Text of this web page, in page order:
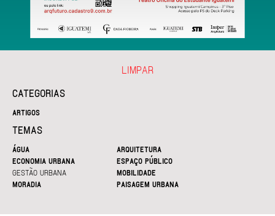
CATEGORIAS
ARTIGOS
TEMAS
ÁGUA
ARQUITETURA
ECONOMIA URBANA
ESPAÇO PÚBLICO
GESTÃO URBANA
MOBILIDADE
MORADIA
PAISAGEM URBANA
LIMPAR